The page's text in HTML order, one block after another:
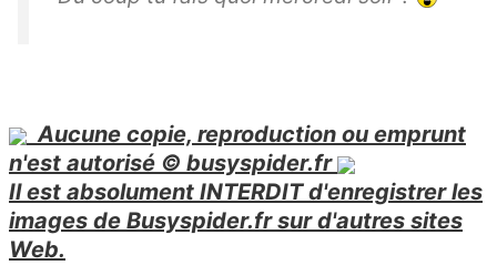
Aucune copie, reproduction ou emprunt
n'est autorisé © busyspider.fr
Il est absolument INTERDIT d'enregistrer les
images de Busyspider.fr sur d'autres sites
Web.